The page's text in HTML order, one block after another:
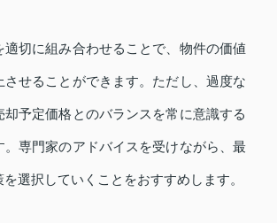
適切に組み合わせることで、物件の価値
させることができます。ただし、過度な
却予定価格とのバランスを常に意識する
。専門家のアドバイスを受けながら、最
選択していくことをおすすめします。